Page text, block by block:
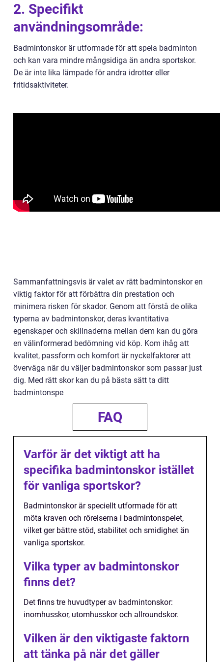
2. Specifikt
användningsområde:
Badmintonskor är utformade för att spela badminton
och kan vara mindre mångsidiga än andra sportskor.
De är inte lika lämpade för andra idrotter eller
fritidsaktiviteter.
Sammanfattningsvis är valet av rätt badmintonskor en
viktig faktor för att förbättra din prestation och
minimera risken för skador. Genom att förstå de olika
typerna av badmintonskor, deras kvantitativa
egenskaper och skillnaderna mellan dem kan du göra
en välinformerad bedömning vid köp. Kom ihåg att
kvalitet, passform och komfort är nyckelfaktorer att
överväga när du väljer badmintonskor som passar just
dig. Med rätt skor kan du på bästa sätt ta ditt
badmintonspe
FAQ
Varför är det viktigt att ha
specifika badmintonskor istället
för vanliga sportskor?
Badmintonskor är speciellt utformade för att
möta kraven och rörelserna i badmintonspelet,
vilket ger bättre stöd, stabilitet och smidighet än
vanliga sportskor.
Vilka typer av badmintonskor
finns det?
Det finns tre huvudtyper av badmintonskor:
inomhusskor, utomhusskor och allroundskor.
Vilken är den viktigaste faktorn
att tänka på när det gäller